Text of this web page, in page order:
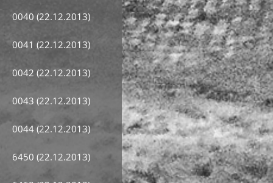
0040 (22.12.2013)
0041 (22.12.2013)
0042 (22.12.2013)
0043 (22.12.2013)
0044 (22.12.2013)
6450 (22.12.2013)